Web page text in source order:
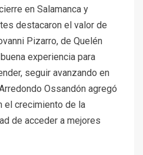
en Salamanca y
destacaron el valor de
Pizarro, de Quelén
experiencia para
seguir avanzando en
Ossandón agregó
el crecimiento de la
de acceder a mejores